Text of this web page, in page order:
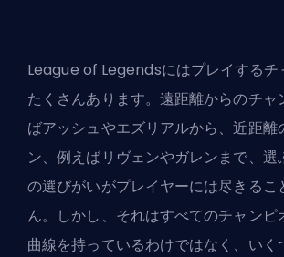
League of Legendsにはプレイするチ
たくさんあります。遠距離からのチャ
ばアッシュやエズリアルから、近距離
ン、例えばリヴェンやガレンまで、選
の選びがいがプレイヤーには尽きるこ
ん。しかし、それはすべてのチャンピ
曲線を持っているわけではなく、いく